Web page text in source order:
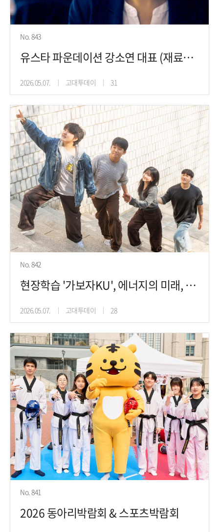
No. 843
유스타 파운데이션 강소연 대표 (재료공학 94), 아픔을 숨기던 교포 사
2026.05.07. 고대투데이 31
No. 842
현장학습 '가보자KU', 에너지의 미래, 싱가포르에서
2026.05.07. 고대투데이 28
No. 841
2026 동아리박람회 & 스포츠박람회